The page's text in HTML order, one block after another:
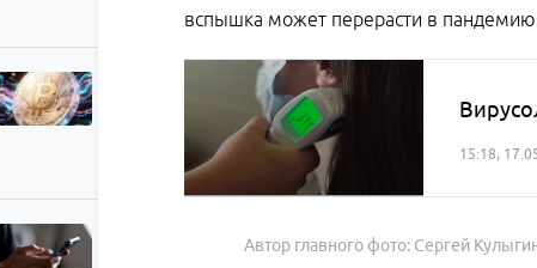
вспышка может перерасти в пандемию
15:18,
Автор главного фото: Сергей